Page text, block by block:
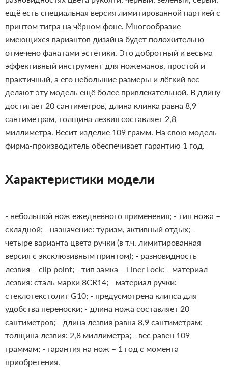
ещё есть специальная версия лимитированной партией с
принтом тигра на чёрном фоне. Многообразие
имеющихся вариантов дизайна будет положительно
отмечено фанатами эстетики. Это добротный и весьма
эффективный инструмент для ножеманов, простой и
практичный, а его небольшие размеры и лёгкий вес
делают эту модель ещё более привлекательной. В длину
достигает 20 сантиметров, длина клинка равна 8,9
сантиметрам, толщина лезвия составляет 2,8
миллиметра. Весит изделие 109 грамм. На свою модель
фирма-производитель обеспечивает гарантию 1 год.
Характеристики модели
- небольшой нож ежедневного применения; - тип ножа –
складной; - назначение: туризм, активный отдых; -
четыре варианта цвета ручки (в т.ч. лимитированная
версия с эксклюзивным принтом); - разновидность
лезвия – clip point; - тип замка – Liner Lock; - материал
лезвия: сталь марки 8CR14; - материал ручки:
стеклотекстолит G10; - предусмотрена клипса для
удобства переноски; - длина ножа составляет 20
сантиметров; - длина лезвия равна 8,9 сантиметрам; -
толщина лезвия: 2,8 миллиметра; - вес равен 109
граммам; - гарантия на нож – 1 год с момента
приобретения.